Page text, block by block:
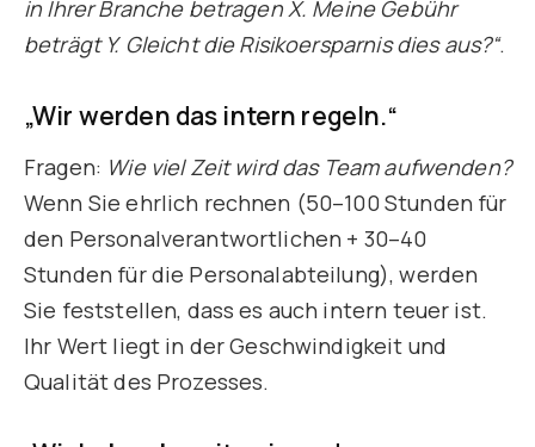
in Ihrer Branche betragen X. Meine Gebühr
beträgt Y. Gleicht die Risikoersparnis dies aus?“.
„Wir werden das intern regeln.“
Fragen: Wie viel Zeit wird das Team aufwenden?
Wenn Sie ehrlich rechnen (50–100 Stunden für
den Personalverantwortlichen + 30–40
Stunden für die Personalabteilung), werden
Sie feststellen, dass es auch intern teuer ist.
Ihr Wert liegt in der Geschwindigkeit und
Qualität des Prozesses.